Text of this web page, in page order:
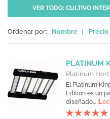
VER TODO: CULTIVO
Ordenar por: Nombre Precio
PLATINUM
Platinum
El Platinum
Edition es un
diseñado...